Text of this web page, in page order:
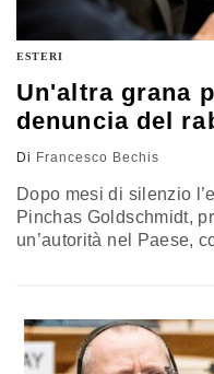
ESTERI
Un'altra grana
denuncia del
Di Francesco Bechis
Dopo mesi di silenzio
Pinchas Goldschmidt,
un’autorità nel Paese,